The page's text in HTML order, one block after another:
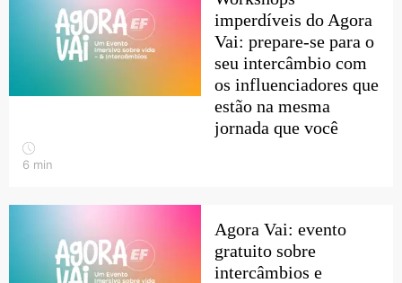
imperdíveis do Agora
Vai: prepare-se para o
seu intercâmbio com
os influenciadores que
estão na mesma
jornada que você
6 min
Agora Vai: evento
gratuito sobre
intercâmbios e